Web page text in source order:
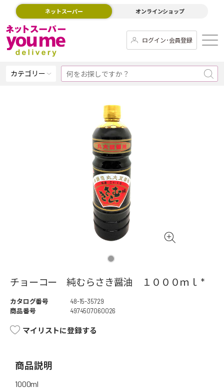
ネットスーパー オンラインショップ
ログイン･会員登録
カテゴリー
チョーコー 純むらさき醤油 １０００ｍｌ *
カタログ番号
48-15-35729
商品番号
4974507060026
マイリストに登録する
商品説明
1000ml